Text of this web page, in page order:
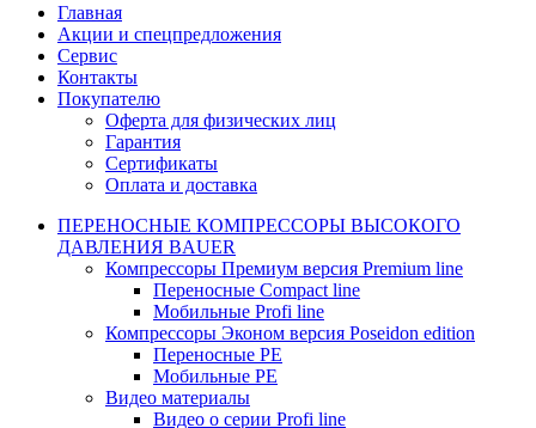
Главная
Акции и спецпредложения
Сервис
Контакты
Покупателю
Оферта для физических лиц
Гарантия
Сертификаты
Оплата и доставка
ПЕРЕНОСНЫЕ КОМПРЕССОРЫ ВЫСОКОГО
ДАВЛЕНИЯ BAUER
Компрессоры Премиум версия Premium line
Переносные Compact line
Мобильные Profi line
Компрессоры Эконом версия Poseidon edition
Переносные PE
Мобильные PE
Видео материалы
Видео о серии Profi line